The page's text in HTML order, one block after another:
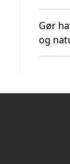
Gør
og